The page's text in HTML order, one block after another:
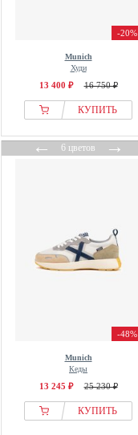
-20%
Munich
Худи
13 400 ₽ 16 750 ₽
КУПИТЬ
←6 цветов→
-48%
Munich
Кеды
13 245 ₽ 25 230 ₽
КУПИТЬ